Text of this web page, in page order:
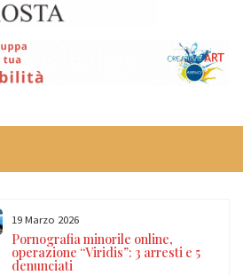
19 Marzo 2026
Pornografia minorile online,
operazione “Viridis”: 3 arresti e 5
denunciati